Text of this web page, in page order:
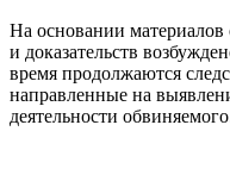
На основании
и доказательств
время продолжаются
направленные на
деятельности